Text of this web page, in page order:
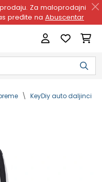
Za maloprodajni
pređite na Abuscentar
KeyDiy auto daljinci